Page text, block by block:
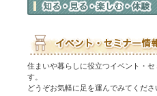
住まいや暮らしに役立つイベント・
す。
どうぞお気軽に足を運んでみてくださ